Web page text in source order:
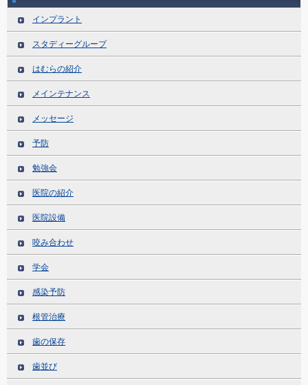
インプラント
スタディーグループ
はむらの紹介
メインテナンス
メッセージ
予防
勉強会
医院の紹介
医院設備
咬み合わせ
学会
感染予防
根管治療
歯の保存
歯並び